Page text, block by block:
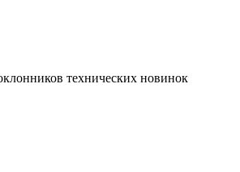
технических новинок